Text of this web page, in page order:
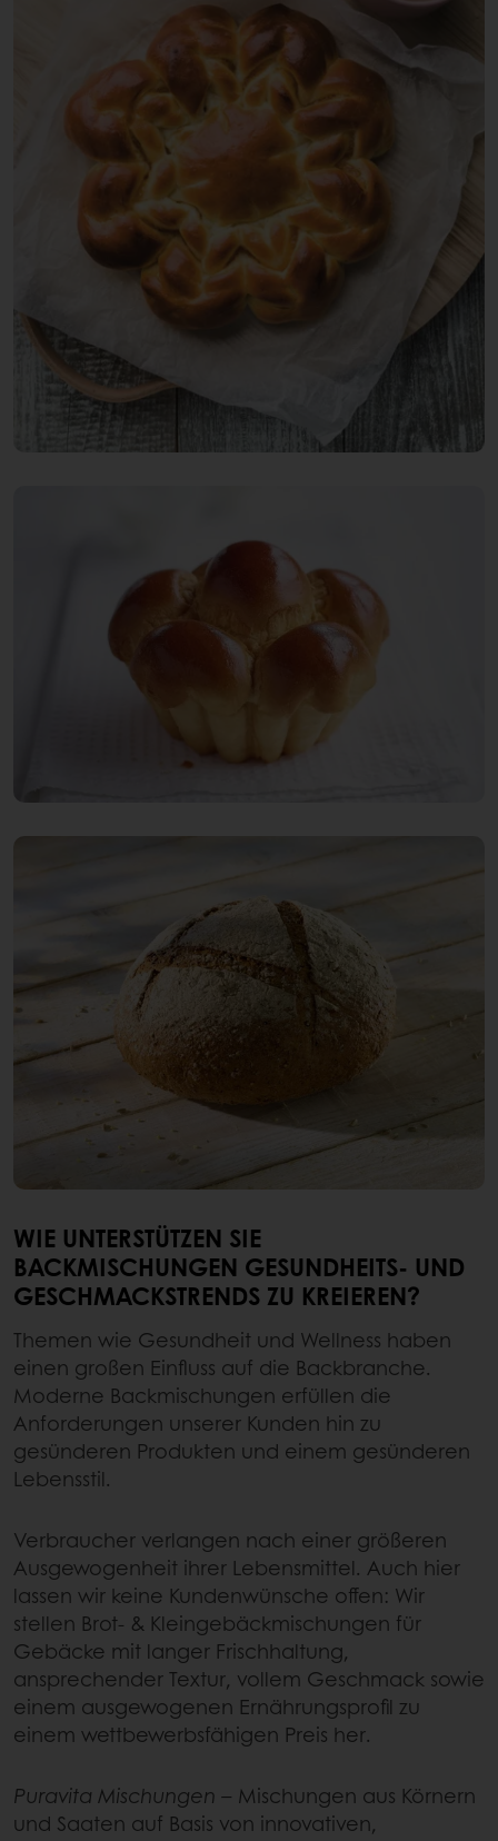
WIE UNTERSTÜTZEN SIE
BACKMISCHUNGEN GESUNDHEITS- UND
GESCHMACKSTRENDS ZU KREIEREN?
Themen wie Gesundheit und Wellness haben
einen großen Einfluss auf die Backbranche.
Moderne Backmischungen erfüllen die
Anforderungen unserer Kunden hin zu
gesünderen Produkten und einem gesünderen
Lebensstil.
Verbraucher verlangen nach einer größeren
Ausgewogenheit ihrer Lebensmittel. Auch hier
lassen wir keine Kundenwünsche offen: Wir
stellen Brot- & Kleingebäckmischungen für
Gebäcke mit langer Frischhaltung,
ansprechender Textur, vollem Geschmack sowie
einem ausgewogenen Ernährungsprofil zu
einem wettbewerbsfähigen Preis her.
Puravita Mischungen – Mischungen aus Körnern
und Saaten auf Basis von innovativen,